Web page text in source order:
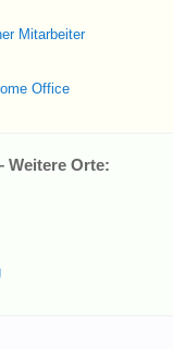
Mitarbeiter
Office
Weitere Orte: